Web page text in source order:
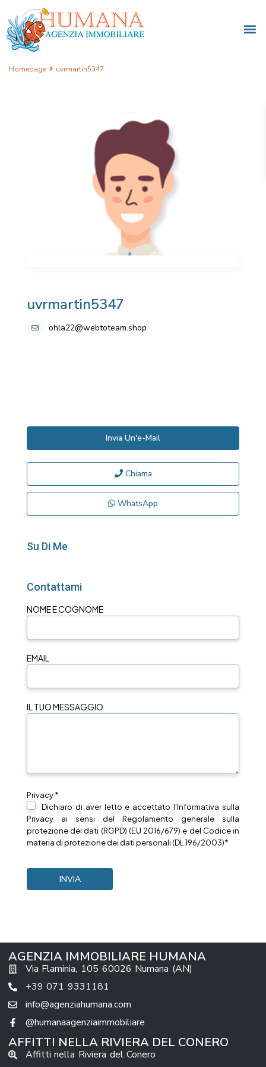
Homepage uvrmartin5347
uvrmartin5347
ohla22@webtoteam.shop
Invia Un'e-Mail
Chiama
WhatsApp
Su Di Me
Contattami
NOME E COGNOME
EMAIL
IL TUO MESSAGGIO
Privacy *
Dichiaro di aver letto e accettato l'Informativa sulla
Privacy ai sensi del Regolamento generale sulla
protezione dei dati (RGPD) (EU 2016/679) e del Codice in
materia di protezione dei dati personali (DL 196/2003)*
AGENZIA IMMOBILIARE HUMANA
Via Flaminia, 105 60026 Numana (AN)
+39 071 9331181
info@agenziahumana.com
@humanaagenziaimmobiliare
AFFITTI NELLA RIVIERA DEL CONERO
Affitti nella Riviera del Conero